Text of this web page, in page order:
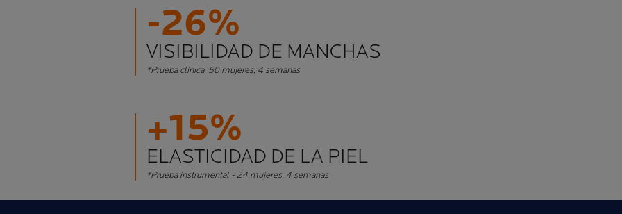
-26%
VISIBILIDAD DE MANCHAS
*Prueba clinica, 50 mujeres, 4 semanas
+15%
ELASTICIDAD DE LA PIEL
*Prueba instrumental - 24 mujeres, 4 semanas